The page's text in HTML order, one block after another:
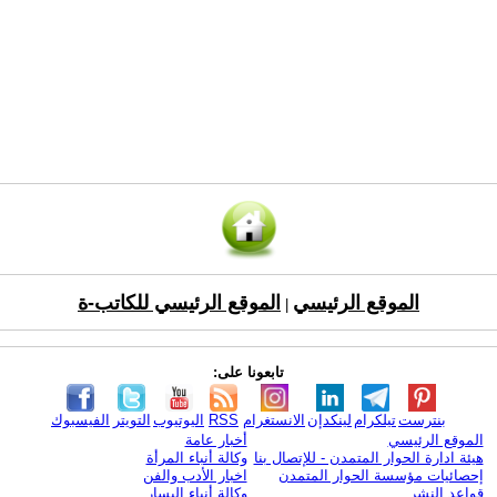
الموقع الرئيسي الموقع الرئيسي للكاتب-ة
تابعونا على:
الفيسبوك التويتر اليوتيوب RSS الانستغرام لينكدإن تيلكرامبنترست
الموقع الرئيسي
هيئة ادارة الحوار المتمدن - للإتصال بنا
إحصائيات مؤسسة الحوار المتمدن
قواعد النشر
أخبار عامة
وكالة أنباء المرأة
اخبار الأدب والفن
وكالة أنباء اليسار